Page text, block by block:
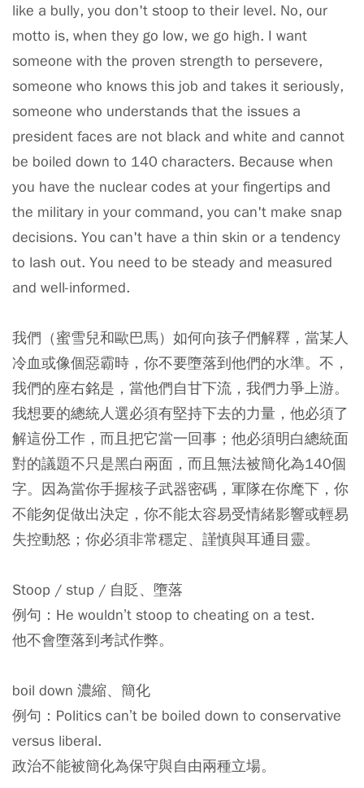
like a bully, you don't stoop to their level. No, our
motto is, when they go low, we go high. I want
someone with the proven strength to persevere,
someone who knows this job and takes it seriously,
someone who understands that the issues a
president faces are not black and white and cannot
be boiled down to 140 characters. Because when
you have the nuclear codes at your fingertips and
the military in your command, you can't make snap
decisions. You can't have a thin skin or a tendency
to lash out. You need to be steady and measured
and well-informed.
我們（蜜雪兒和歐巴馬）如何向孩子們解釋，當某人
冷血或像個惡霸時，你不要墮落到他們的水準。不，
我們的座右銘是，當他們自甘下流，我們力爭上游。
我想要的總統人選必須有堅持下去的力量，他必須了
解這份工作，而且把它當一回事；他必須明白總統面
對的議題不只是黑白兩面，而且無法被簡化為140個
字。因為當你手握核子武器密碼，軍隊在你麾下，你
不能匆促做出決定，你不能太容易受情緒影響或輕易
失控動怒；你必須非常穩定、謹慎與耳通目靈。
Stoop / stup / 自貶、墮落
例句：He wouldn’t stoop to cheating on a test.
他不會墮落到考試作弊。
boil down 濃縮、簡化
例句：Politics can’t be boiled down to conservative
versus liberal.
政治不能被簡化為保守與自由兩種立場。